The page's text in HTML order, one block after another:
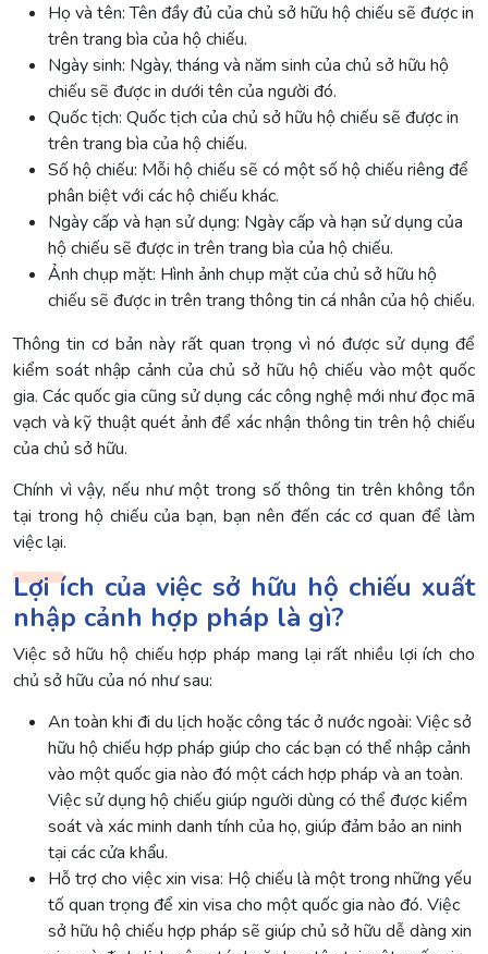
Họ và tên: Tên đầy đủ của chủ sở hữu hộ chiếu sẽ được in
trên trang bìa của hộ chiếu.
Ngày sinh: Ngày, tháng và năm sinh của chủ sở hữu hộ
chiếu sẽ được in dưới tên của người đó.
Quốc tịch: Quốc tịch của chủ sở hữu hộ chiếu sẽ được in
trên trang bìa của hộ chiếu.
Số hộ chiếu: Mỗi hộ chiếu sẽ có một số hộ chiếu riêng để
phân biệt với các hộ chiếu khác.
Ngày cấp và hạn sử dụng: Ngày cấp và hạn sử dụng của
hộ chiếu sẽ được in trên trang bìa của hộ chiếu.
Ảnh chụp mặt: Hình ảnh chụp mặt của chủ sở hữu hộ
chiếu sẽ được in trên trang thông tin cá nhân của hộ chiếu.
Thông tin cơ bản này rất quan trọng vì nó được sử dụng để
kiểm soát nhập cảnh của chủ sở hữu hộ chiếu vào một quốc
gia. Các quốc gia cũng sử dụng các công nghệ mới như đọc mã
vạch và kỹ thuật quét ảnh để xác nhận thông tin trên hộ chiếu
của chủ sở hữu.
Chính vì vậy, nếu như một trong số thông tin trên không tồn
tại trong hộ chiếu của bạn, bạn nên đến các cơ quan để làm
việc lại.
Lợi ích của việc sở hữu hộ chiếu xuất
nhập cảnh hợp pháp là gì?
Việc sở hữu hộ chiếu hợp pháp mang lại rất nhiều lợi ích cho
chủ sở hữu của nó như sau:
An toàn khi đi du lịch hoặc công tác ở nước ngoài: Việc sở
hữu hộ chiếu hợp pháp giúp cho các bạn có thể nhập cảnh
vào một quốc gia nào đó một cách hợp pháp và an toàn.
Việc sử dụng hộ chiếu giúp người dùng có thể được kiểm
soát và xác minh danh tính của họ, giúp đảm bảo an ninh
tại các cửa khẩu.
Hỗ trợ cho việc xin visa: Hộ chiếu là một trong những yếu
tố quan trọng để xin visa cho một quốc gia nào đó. Việc
sở hữu hộ chiếu hợp pháp sẽ giúp chủ sở hữu dễ dàng xin